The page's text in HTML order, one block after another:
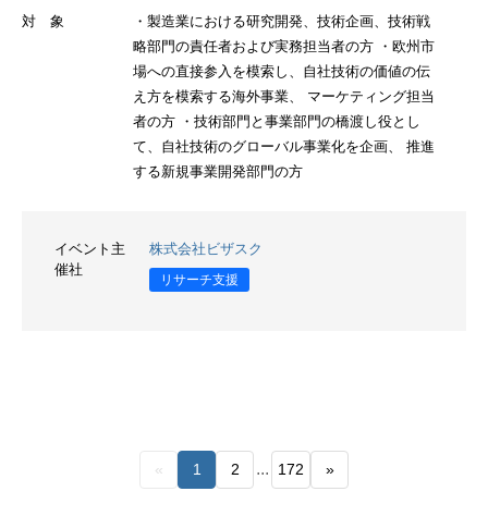
対 象
・製造業における研究開発、技術企画、技術戦
略部門の責任者および実務担当者の方 ・欧州市
場への直接参入を模索し、自社技術の価値の伝
え方を模索する海外事業、 マーケティング担当
者の方 ・技術部門と事業部門の橋渡し役とし
て、自社技術のグローバル事業化を企画、 推進
する新規事業開発部門の方
イベント主
催社
株式会社ビザスク
リサーチ支援
« 1 2 ... 172 »